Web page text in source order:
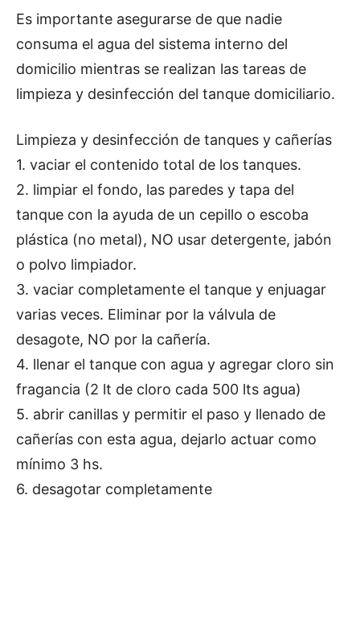
Es importante asegurarse de que nadie
consuma el agua del sistema interno del
domicilio mientras se realizan las tareas de
limpieza y desinfección del tanque domiciliario.
Limpieza y desinfección de tanques y cañerías
1. vaciar el contenido total de los tanques.
2. limpiar el fondo, las paredes y tapa del
tanque con la ayuda de un cepillo o escoba
plástica (no metal), NO usar detergente, jabón
o polvo limpiador.
3. vaciar completamente el tanque y enjuagar
varias veces. Eliminar por la válvula de
desagote, NO por la cañería.
4. llenar el tanque con agua y agregar cloro sin
fragancia (2 lt de cloro cada 500 lts agua)
5. abrir canillas y permitir el paso y llenado de
cañerías con esta agua, dejarlo actuar como
mínimo 3 hs.
6. desagotar completamente